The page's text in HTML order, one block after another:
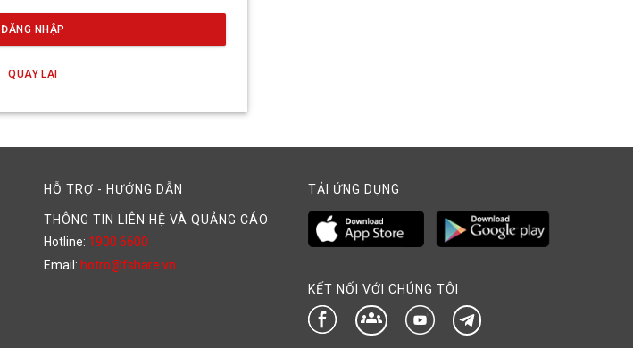
ĐĂNG NHẬP
QUAY LẠI
HỖ TRỢ - HƯỚNG DẪN
THÔNG TIN LIÊN HỆ VÀ QUẢNG CÁO
Hotline: 1900 6600
Email: hotro@fshare.vn
TẢI ỨNG DỤNG
KẾT NỐI VỚI CHÚNG TÔI
groups